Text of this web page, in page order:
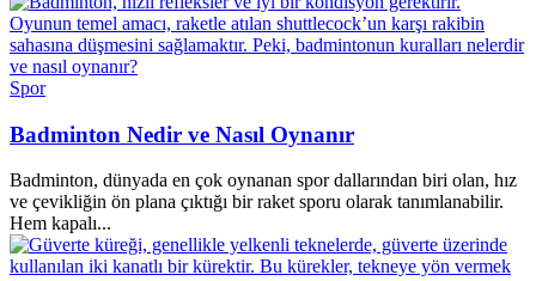
Spor
Badminton Nedir ve Nasıl Oynanır
Badminton, dünyada en çok oynanan spor dallarından biri olan, hız
ve çevikliğin ön plana çıktığı bir raket sporu olarak tanımlanabilir.
Hem kapalı...